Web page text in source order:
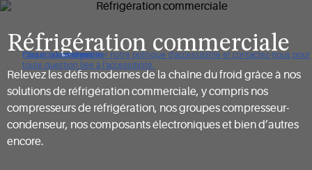
Cliquez pour consulter notre politique d'accessibilité et contactez-nous pour
toute question liée à l'accessibilité.
Passer à la navigation
Passer au contenu
Passer à la recherche
Réfrigération commerciale
Relevez les défis modernes de la chaîne du froid grâce à nos
solutions de réfrigération commerciale, y compris nos
compresseurs de réfrigération, nos groupes compresseur-
condenseur, nos composants électroniques et bien d’autres
encore.